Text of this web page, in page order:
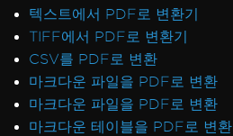
텍스트에서 PDF로 변환기
TIFF에서 PDF로 변환기
CSV를 PDF로 변환
마크다운 파일을 PDF로 변환
마크다운 파일을 PDF로 변환
마크다운 테이블을 PDF로 변환